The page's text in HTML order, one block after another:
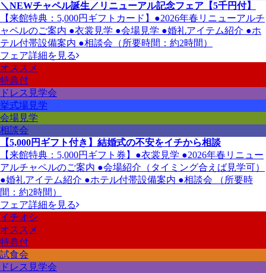
＼NEWチャペル誕生／リニューアル記念フェア【5千円付】
【来館特典：5,000円ギフトカード】●2026年春リニューアルチ
ャペルのご案内 ●衣裳見学 ●会場見学 ●婚礼アイテム紹介 ●ホ
テル付帯設備案内 ●相談会（所要時間：約2時間）
フェア詳細を見る
オススメ
特典付
ドレス見学会
挙式場見学
会場見学
相談会
【5,000円ギフト付き】結婚式の不安をイチから相談
【来館特典：5,000円ギフト券】●衣裳見学 ●2026年春リニュー
アルチャペルのご案内 ●会場紹介（タイミング合えば見学可）
●婚礼アイテム紹介 ●ホテル付帯設備案内 ●相談会 （所要時
間：約2時間）
フェア詳細を見る
イチオシ
オススメ
特典付
試食会
ドレス見学会